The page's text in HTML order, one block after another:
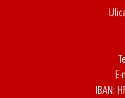
E-
IBAN: